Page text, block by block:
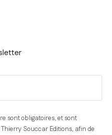
sont obligatoires, et sont
Souccar Editions, afin de